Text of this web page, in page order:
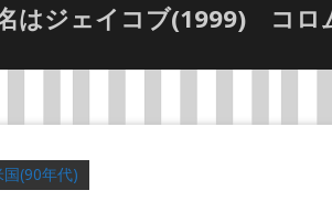
はジェイコブ(1999) コロ
国(90年代)